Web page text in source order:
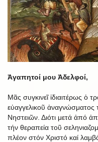
Ἀγαπητοί μου Ἀδελφοί,
Μᾶς συγκινεῖ ἰδιαιτέρως ὁ
εὐαγγελικοῦ ἀναγνώσματος
Νηστειῶν. Διότι μετά ἀπό
τήν θεραπεία τοῦ
πλέον στόν Χριστό καί